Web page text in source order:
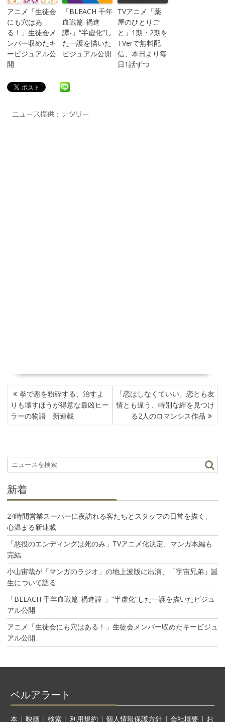
アニメ「生徒会
にも穴はあ
る！」生徒会メ
ンバー収めたキ
ービジュアル公
開
「BLEACH 千年
血戦篇-禍進
譚-」“半虚化”し
た一護を描いた
ビジュアル公開
TVアニメ「薬
屋のひとりご
と」1期・2期を
TVerで無料配
信、本日より毎
日1話ずつ
投
稿
ナ
ビ
シ
ョ
拳で悪を粉砕する、治すよ
りも壊すほうが得意な最凶ヒー
ラーの物語 新連載
「恋はしなくていい」恋とも友
情とも違う、特別な絆を見つけ
る2人のロマンシス作品
新着
24時間営業スーパーに夜訪れる客たちとスタッフの日常を描く、
心温まる新連載
「悪役のエンディングは死のみ」TVアニメ化決定、マンガ本編も
完結
小山宙哉が「マンガのラジオ」の地上波版に出演、「宇宙兄弟」誕
生について語る
「BLEACH 千年血戦篇-禍進譚-」“半虚化”した一護を描いたビジュ
アル公開
アニメ「生徒会にも穴はある！」生徒会メンバー収めたキービジュ
アル公開
ベルアラート
本 | 映画| 検索| 利用規約 | 個人情報保護方針| 会社概要| お